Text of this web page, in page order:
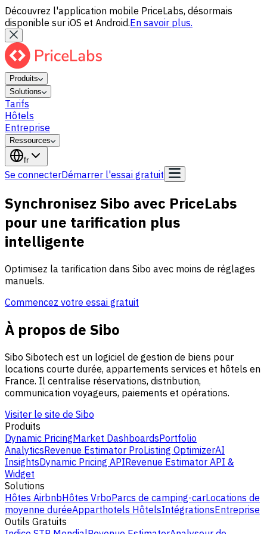
Découvrez l'application mobile PriceLabs, désormais
disponible sur iOS et Android.En savoir plus.
Produits
Solutions
Tarifs
Hôtels
Entreprise
Ressources
fr
Se connecterDémarrer l'essai gratuit
Synchronisez Sibo avec PriceLabs
pour une tarification plus
intelligente
Optimisez la tarification dans Sibo avec moins de réglages
manuels.
Commencez votre essai gratuit
À propos de Sibo
Sibo Sibotech est un logiciel de gestion de biens pour
locations courte durée, appartements services et hôtels en
France. Il centralise réservations, distribution,
communication voyageurs, paiements et opérations.
Visiter le site de Sibo
Produits
Dynamic PricingMarket DashboardsPortfolio
AnalyticsRevenue Estimator ProListing OptimizerAI
InsightsDynamic Pricing APIRevenue Estimator API &
Widget
Solutions
Hôtes AirbnbHôtes VrboParcs de camping-carLocations de
moyenne duréeApparthotels HôtelsIntégrationsEntreprise
Outils Gratuits